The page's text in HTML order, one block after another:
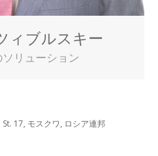
ィブルスキー
リューション
17, モスクワ, ロシア連邦